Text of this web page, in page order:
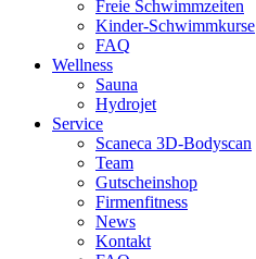
Freie Schwimmzeiten
Kinder-Schwimmkurse
FAQ
Wellness
Sauna
Hydrojet
Service
Scaneca 3D-Bodyscan
Team
Gutscheinshop
Firmenfitness
News
Kontakt